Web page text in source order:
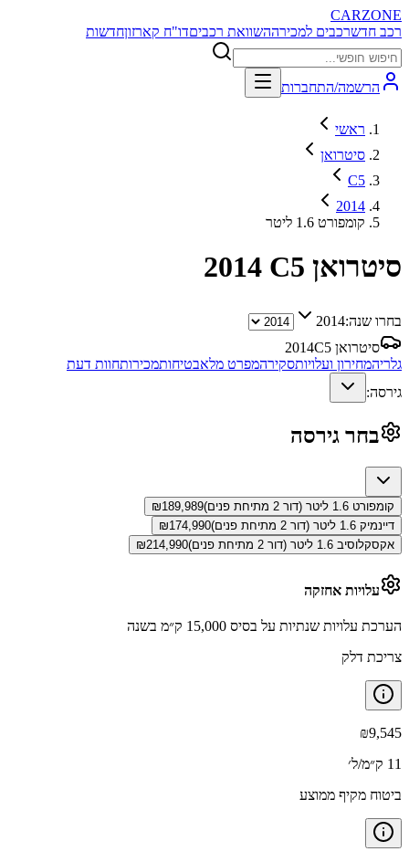
CARZONE
רכב חדשרכבים למכירההשוואת רכביםדו"ח קארזוןחדשות
הרשמה/התחברות
ראשי
סיטרואן
C5
2014
קומפורט 1.6 ליטר
סיטרואן C5 2014
בחרו שנה:2014
סיטרואן C5
2014
גלריהמחירון ועלויותסקירהמפרט מלאבטיחותמכירותחוות דעת
גירסה:
בחר גירסה
קומפורט 1.6 ליטר (דור 2 מתיחת פנים) ₪189,989
דיינמיק 1.6 ליטר (דור 2 מתיחת פנים)
₪174,990
אקסקלוסיב 1.6 ליטר (דור 2 מתיחת פנים)
₪214,990
עלויות אחזקה
הערכת עלויות שנתיות על בסיס 15,000 ק״מ בשנה
צריכת דלק
₪9,545
11 ק״מ/ל׳
ביטוח מקיף ממוצע